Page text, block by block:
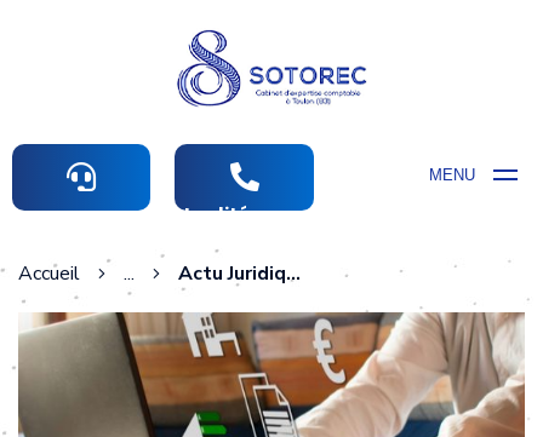
MENU
Actualités comptables
Accueil ... Actu Juridique